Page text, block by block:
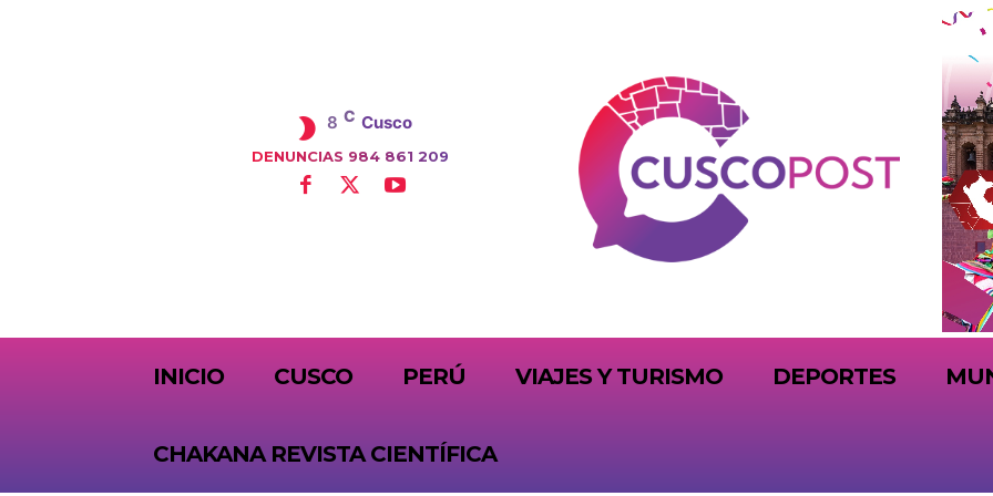
8 C Cusco
DENUNCIAS 984 861 209
INICIO CUSCO PERÚ VIAJES Y TURISMO DEPORTES
CHAKANA REVISTA CIENTÍFICA